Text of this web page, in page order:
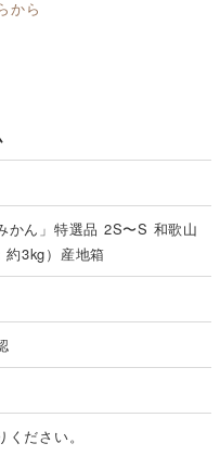
から
かん」特選品 2S〜S 和歌山
3kg）産地箱
ださい。